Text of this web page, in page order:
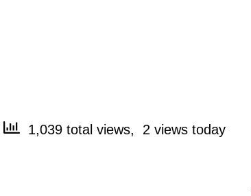
1,039 total views, 2 views today